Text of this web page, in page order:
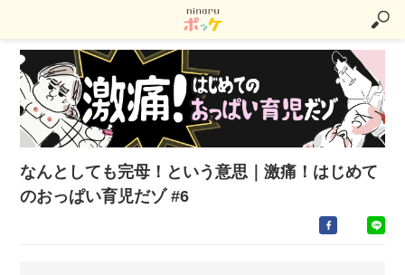
なんとしても完母！という意思｜激痛！はじめて
のおっぱい育児だゾ #6